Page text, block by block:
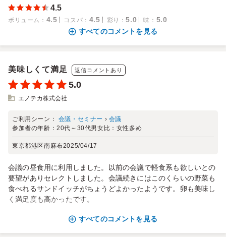
4.5
ボリューム ： 4.5 コスパ ： 4.5 彩り ：5.0 味 ： 5.0
すべてのコメントを見る
美味しくて満足 返信コメントあり
5.0
エノテカ株式会社
ご利用シーン： 会議・セミナー › 会議
参加者の年齢：20代～30代男女比： 女性多め
東京都港区南麻布2025/04/17
会議の昼食用に利用しました。以前の会議で軽食系も欲しいとの
要望がありセレクトしました。会議続きにはこのくらいの野菜も
食べれるサンドイッチがちょうどよかったようです。卵も美味し
く満足度も高かったです。
すべてのコメントを見る